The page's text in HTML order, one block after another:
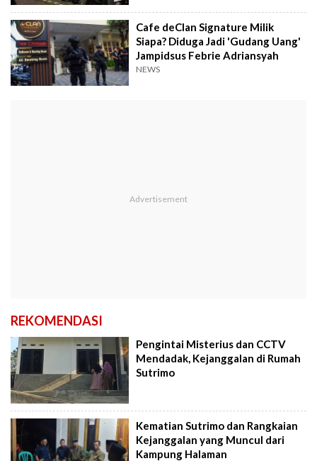
Cafe deClan Signature Milik
Siapa? Diduga Jadi 'Gudang Uang'
Jampidsus Febrie Adriansyah
NEWS
REKOMENDASI
Pengintai Misterius dan CCTV
Mendadak, Kejanggalan di Rumah
Sutrimo
Kematian Sutrimo dan Rangkaian
Kejanggalan yang Muncul dari
Kampung Halaman